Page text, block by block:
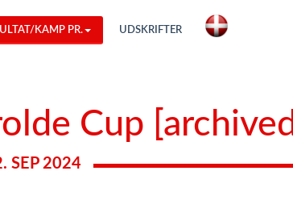
KAMP PR. UDSKRIFTER
Cup [archived]
SEP 2024